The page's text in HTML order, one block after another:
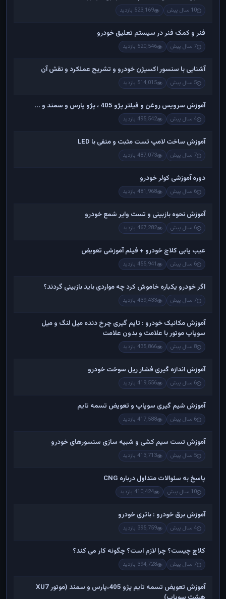
10 سال پیش 523,169 بازدید
فنر و کمک فنر در سیستم تعلیق خودرو
7 سال پیش 520,546 بازدید
آشنایی با سنسور اکسیژن خودرو و تشریح عملکرد و نقش آن
5 سال پیش 514,015 بازدید
آموزش سرویس روغن و فیلتر پژو 405 ، پژو پارس و سمند و ...
4 سال پیش 495,542 بازدید
آموزش ساخت لامپ تست مثبت و منفی با LED
7 سال پیش 487,073 بازدید
دوره آموزشی کولر خودرو
6 سال پیش 481,968 بازدید
آموزش نحوه بازبینی و تست وایر شمع خودرو
6 سال پیش 467,282 بازدید
عیب یابی کلاچ خودرو + فیلم آموزشی تعویض
6 سال پیش 455,941 بازدید
اگر خودرو یکباره خاموش کرد چه مواردی باید بازبینی گردند؟
7 سال پیش 439,433 بازدید
آموزش مکانیک خودرو : تایم گیری چرخ دنده میل لنگ و میل
سوپاپ موتور با علامت و بدون علامت
8 سال پیش 435,866 بازدید
آموزش اندازه گیری فشار ریل سوخت خودرو
6 سال پیش 419,556 بازدید
آموزش شیم گیری سوپاپ و تعویض تسمه تایم
6 سال پیش 417,588 بازدید
آموزش تست سیم کشی و شبیه سازی سنسورهای خودرو
5 سال پیش 413,713 بازدید
پاسخ به سئوالات متداول درباره CNG
10 سال پیش 410,424 بازدید
آموزش برق خودرو : باتری خودرو
4 سال پیش 395,759 بازدید
کلاچ چیست؟ چرا لازم است؟ چگونه کار می کند؟
7 سال پیش 394,728 بازدید
آموزش تعویض تسمه تایم پژو 405،پارس و سمند (موتور XU7